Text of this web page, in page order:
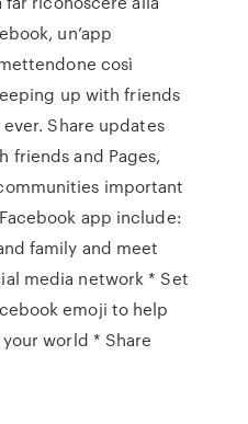
un’app
così
up with friends
Share updates
friends and Pages,
important
app include:
family and meet
media network * Set
emoji to help
world * Share